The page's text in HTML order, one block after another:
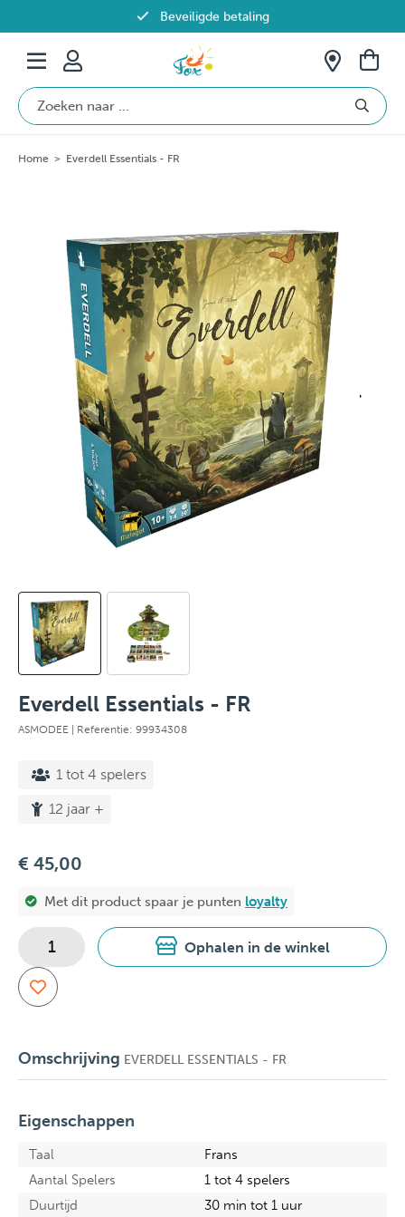
Beveiligde betaling
Gratis verzending vanaf €69 in België
Home > Everdell Essentials - FR
Everdell Essentials - FR
ASMODEE | Referentie: 99934308
1 tot 4 spelers
12 jaar +
€ 45,00
Met dit product spaar je punten loyalty
Ophalen in de winkel
Omschrijving EVERDELL ESSENTIALS - FR
Eigenschappen
Taal
Frans
Aantal Spelers
1 tot 4 spelers
Duurtijd
30 min tot 1 uur